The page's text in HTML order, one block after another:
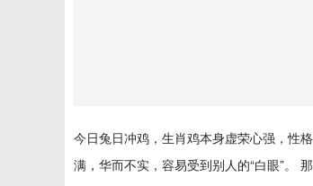
今日兔日冲鸡，生肖鸡本身虚荣心强，性
满，华而不实，容易受到别人的“白眼”。